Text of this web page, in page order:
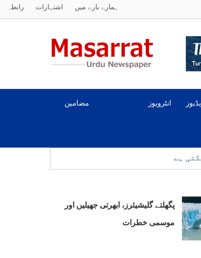
ہمارے بارے میں اشتہارات رابطہ
مضامین انٹرویوز
ہے
پگھلتے گلیشیئرز، ابھرتی جھیلیں اور
موسمی خطرات